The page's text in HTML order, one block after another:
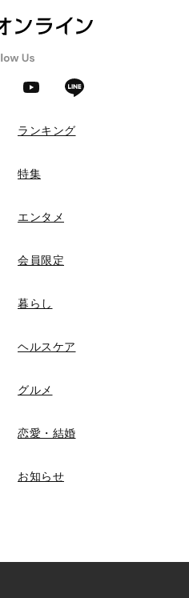
ランキング
特集
エンタメ
会員限定
暮らし
ヘルスケア
グルメ
恋愛・結婚
お知らせ